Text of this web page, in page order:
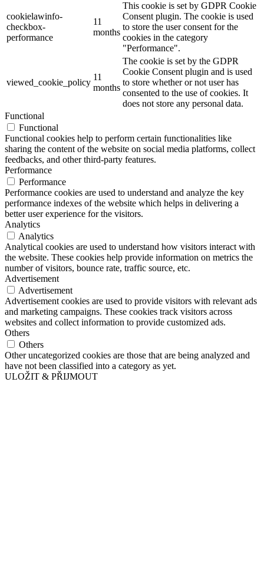
cookielawinfo-
checkbox-
performance
11
months
This cookie is set by GDPR Cookie
Consent plugin. The cookie is used
to store the user consent for the
cookies in the category
"Performance".
viewed_cookie_policy
11
months
The cookie is set by the GDPR
Cookie Consent plugin and is used
to store whether or not user has
consented to the use of cookies. It
does not store any personal data.
Functional
Functional
Functional cookies help to perform certain functionalities like
sharing the content of the website on social media platforms, collect
feedbacks, and other third-party features.
Performance
Performance
Performance cookies are used to understand and analyze the key
performance indexes of the website which helps in delivering a
better user experience for the visitors.
Analytics
Analytics
Analytical cookies are used to understand how visitors interact with
the website. These cookies help provide information on metrics the
number of visitors, bounce rate, traffic source, etc.
Advertisement
Advertisement
Advertisement cookies are used to provide visitors with relevant ads
and marketing campaigns. These cookies track visitors across
websites and collect information to provide customized ads.
Others
Others
Other uncategorized cookies are those that are being analyzed and
have not been classified into a category as yet.
ULOŽIT & PŘIJMOUT